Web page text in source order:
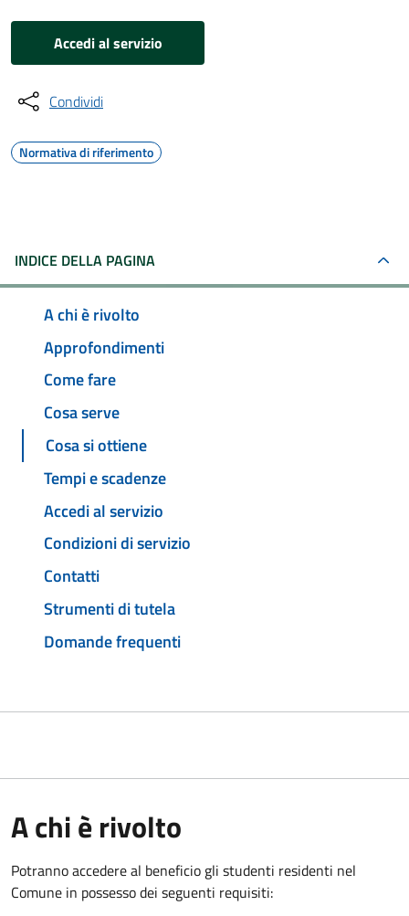
Accedi al servizio
Condividi
Normativa di riferimento
INDICE DELLA PAGINA
A chi è rivolto
Approfondimenti
Come fare
Cosa serve
Cosa si ottiene
Tempi e scadenze
Accedi al servizio
Condizioni di servizio
Contatti
Strumenti di tutela
Domande frequenti
A chi è rivolto
Potranno accedere al beneficio gli studenti residenti nel
Comune in possesso dei seguenti requisiti: